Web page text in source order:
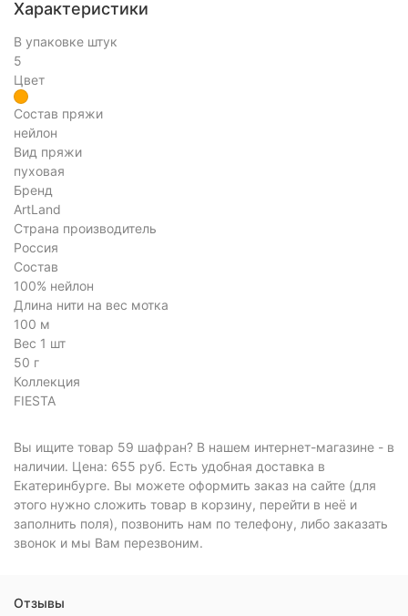
Характеристики
В упаковке штук
5
Цвет
Состав пряжи
нейлон
Вид пряжи
пуховая
Бренд
ArtLand
Страна производитель
Россия
Состав
100% нейлон
Длина нити на вес мотка
100 м
Вес 1 шт
50 г
Коллекция
FIESTA
Вы ищите товар 59 шафран? В нашем интернет-магазине - в
наличии. Цена: 655 руб. Есть удобная доставка в
Екатеринбурге. Вы можете оформить заказ на сайте (для
этого нужно сложить товар в корзину, перейти в неё и
заполнить поля), позвонить нам по телефону, либо заказать
звонок и мы Вам перезвоним.
Отзывы